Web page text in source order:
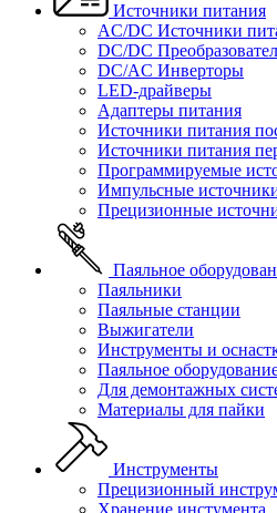
Источники питания
AC/DC Источники
DC/DC
DC/AC Инверторы
LED-драйверы
Адаптеры питания
Источники питания
Источники питания
Программируемые
Импульсные
Прецизионные
Паяльное
Паяльники
Паяльные станции
Выжигатели
Инструменты и
Паяльное
Для демонтажных
Материалы для пайки
Инструменты
Прецизионный
Хранение инстумента